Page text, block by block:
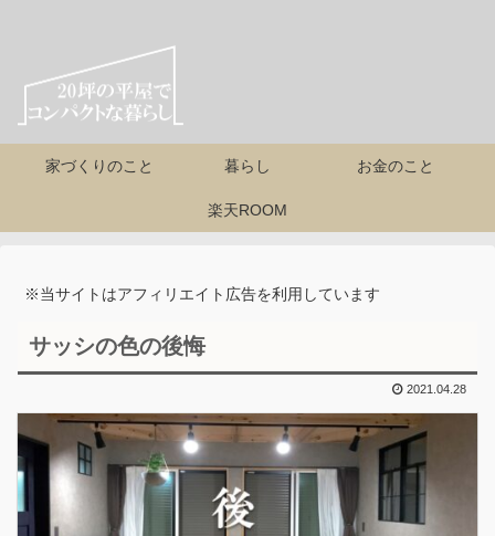
家づくりのこと 暮らし お金のこと
楽天ROOM
※当サイトはアフィリエイト広告を利用しています
サッシの色の後悔
2021.04.28